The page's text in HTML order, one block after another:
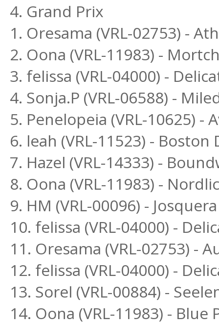
4. Grand Prix
1. Oresama (VRL-02753) -
2. Oona (VRL-11983) -
3. felissa (VRL-04000) -
4. Sonja.P (VRL-06588) -
5. Penelopeia (VRL-10625) -
6. leah (VRL-11523) -
7. Hazel (VRL-14333) -
8. Oona (VRL-11983) -
9. HM (VRL-00096) - Josquera
10. felissa (VRL-04000) -
11. Oresama (VRL-02753) -
12. felissa (VRL-04000) -
13. Sorel (VRL-00884) -
14. Oona (VRL-11983) -